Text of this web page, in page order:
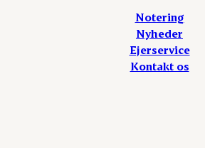
Notering
Nyheder
Ejerservice
Kontakt os